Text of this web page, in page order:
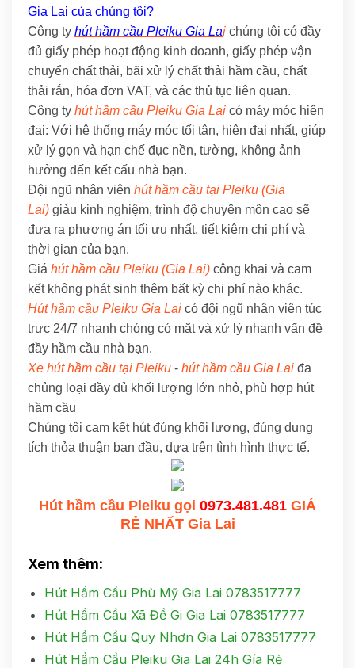
Gia Lai của chúng tôi?
Công ty hút hầm cầu Pleiku Gia Lai chúng tôi có đầy
đủ giấy phép hoạt động kinh doanh, giấy phép vận
chuyển chất thải, bãi xử lý chất thải hầm cầu, chất
thải rắn, hóa đơn VAT, và các thủ tục liên quan.
Công ty hút hầm cầu Pleiku Gia Lai có máy móc hiện
đại: Với hệ thống máy móc tối tân, hiện đại nhất, giúp
xử lý gọn và hạn chế đục nền, tường, không ảnh
hưởng đến kết cấu nhà bạn.
Đội ngũ nhân viên hút hầm cầu tại Pleiku (Gia
Lai) giàu kinh nghiệm, trình độ chuyên môn cao sẽ
đưa ra phương án tối ưu nhất, tiết kiệm chi phí và
thời gian của bạn.
Giá hút hầm cầu Pleiku (Gia Lai) công khai và cam
kết không phát sinh thêm bất kỳ chi phí nào khác.
Hút hầm cầu Pleiku Gia Lai có đội ngũ nhân viên túc
trực 24/7 nhanh chóng có mặt và xử lý nhanh vấn đề
đầy hầm cầu nhà bạn.
Xe hút hầm cầu tại Pleiku - hút hầm cầu Gia Lai đa
chủng loại đầy đủ khối lượng lớn nhỏ, phù hợp hút
hầm cầu
Chúng tôi cam kết hút đúng khối lượng, đúng dung
tích thỏa thuận ban đầu, dựa trên tình hình thực tế.
Hút hầm cầu Pleiku gọi 0973.481.481 GIÁ
RẺ NHẤT Gia Lai
Xem thêm:
Hút Hầm Cầu Phù Mỹ Gia Lai 0783517777
Hút Hầm Cầu Xã Đề Gi Gia Lai 0783517777
Hút Hầm Cầu Quy Nhơn Gia Lai 0783517777
Hút Hầm Cầu Pleiku Gia Lai 24h Gía Rẻ